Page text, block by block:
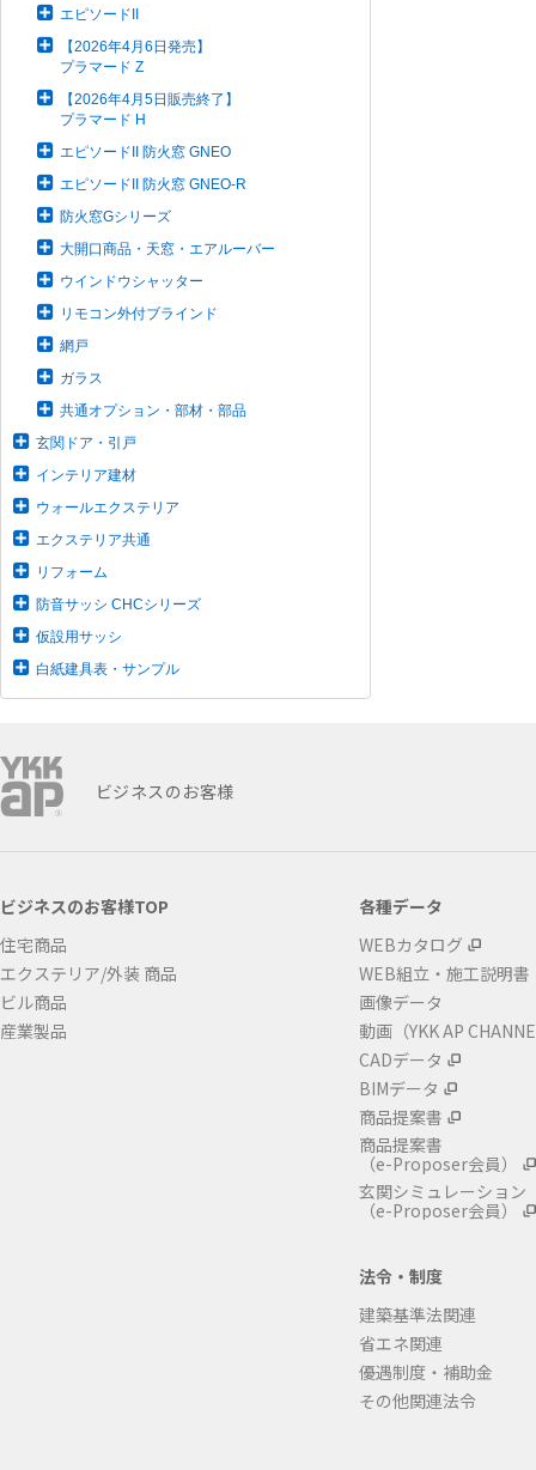
エピソードII
【2026年4月6日発売】
プラマード Z
【2026年4月5日販売終了】
プラマード H
エピソードII 防火窓 GNEO
エピソードII 防火窓 GNEO-R
防火窓Gシリーズ
大開口商品・天窓・エアルーバー
ウインドウシャッター
リモコン外付ブラインド
網戸
ガラス
共通オプション・部材・部品
玄関ドア・引戸
インテリア建材
ウォールエクステリア
エクステリア共通
リフォーム
防音サッシ CHCシリーズ
仮設用サッシ
白紙建具表・サンプル
ビジネスのお客様
ビジネスのお客様TOP
住宅商品
エクステリア/外装 商品
ビル商品
産業製品
各種データ
WEBカタログ
WEB組立・施工説明書
画像データ
動画（YKK AP
CADデータ
BIMデータ
商品提案書
商品提案書
（e-Proposer会員）
玄関シミュレーション
（e-Proposer会員）
法令・制度
建築基準法関連
省エネ関連
優遇制度・補助金
その他関連法令